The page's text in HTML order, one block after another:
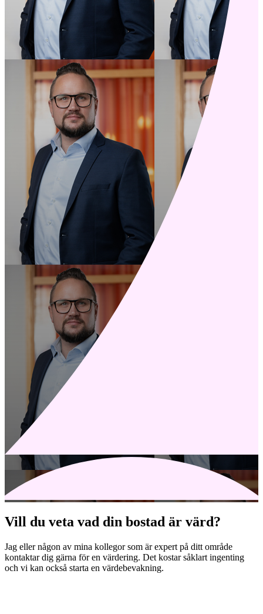
Vill du veta vad din bostad är värd?
Jag eller någon av mina kollegor som är expert på ditt område
kontaktar dig gärna för en värdering. Det kostar såklart ingenting
och vi kan också starta en värdebevakning.